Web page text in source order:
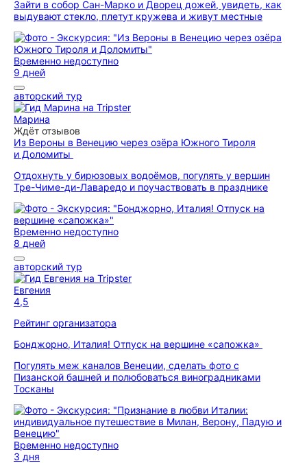
Зайти в собор Сан-Марко и Дворец дожей, увидеть, как
выдувают стекло, плетут кружева и живут местные
Временно недоступно
9 дней
авторский тур
Марина
Ждёт отзывов
Из Вероны в Венецию через озёра Южного Тироля
и Доломиты
Отдохнуть у бирюзовых водоёмов, погулять у вершин
Тре-Чиме-ди-Лаваредо и поучаствовать в празднике
Временно недоступно
8 дней
авторский тур
Евгения
4,5
Рейтинг организатора
Бонджорно, Италия! Отпуск на вершине «сапожка»
Погулять меж каналов Венеции, сделать фото с
Пизанской башней и полюбоваться виноградниками
Тосканы
Временно недоступно
3 дня